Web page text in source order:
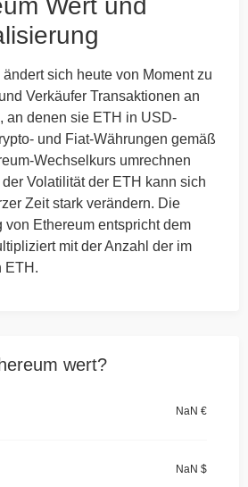
Wert und
sich heute von Moment zu
Verkäufer Transaktionen an
an denen sie ETH in USD-
und Fiat-Währungen gemäß
Wechselkurs umrechnen
Volatilität der ETH kann sich
Zeit stark verändern. Die
von Ethereum entspricht dem
mit der Anzahl der im
ETH.
wert?
NaN €
NaN $